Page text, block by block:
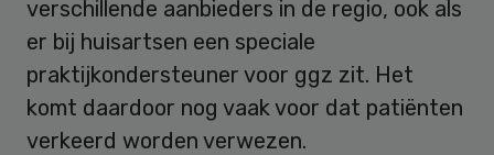
verschillende aanbieders in de regio, ook als
er bij huisartsen een speciale
praktijkondersteuner voor ggz zit. Het
komt daardoor nog vaak voor dat patiënten
verkeerd worden verwezen.